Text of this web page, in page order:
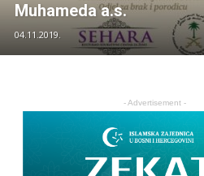
Muhameda a.s.
04.11.2019.
- Advertisement -